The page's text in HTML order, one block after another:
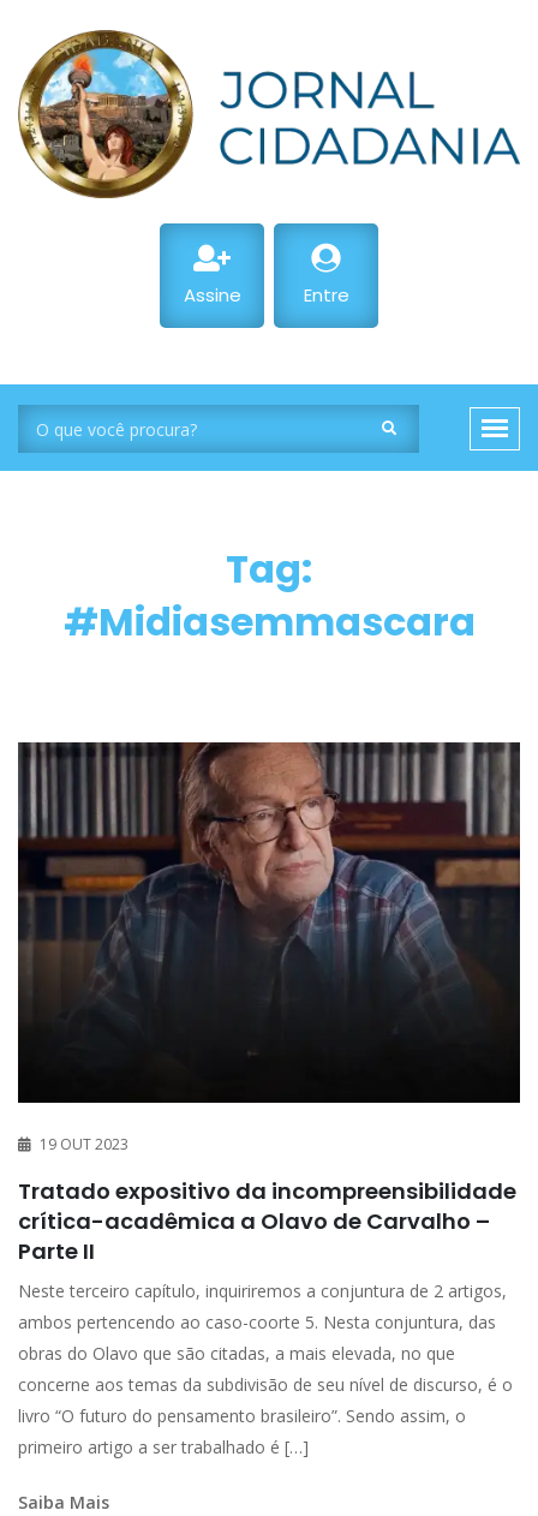
Assine Entre
Tag:
#Midiasemmascara
19 OUT 2023
Tratado expositivo da incompreensibilidade
crítica-acadêmica a Olavo de Carvalho –
Parte II
Neste terceiro capítulo, inquiriremos a conjuntura de 2 artigos,
ambos pertencendo ao caso-coorte 5. Nesta conjuntura, das
obras do Olavo que são citadas, a mais elevada, no que
concerne aos temas da subdivisão de seu nível de discurso, é o
livro “O futuro do pensamento brasileiro”. Sendo assim, o
primeiro artigo a ser trabalhado é […]
Saiba Mais